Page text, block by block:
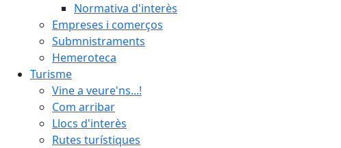
Normativa d'interès
Empreses i comerços
Submnistraments
Hemeroteca
Turisme
Vine a veure'ns...!
Com arribar
Llocs d'interès
Rutes turístiques